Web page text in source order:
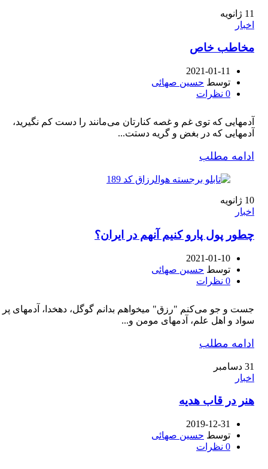
11 ژانویه
اخبار
مخاطب خاص
2021-01-11
توسط حسین صهائی
0 نظرات
آدمهایی که توی غم و غصه کنارتان می‌مانند را دست کم نگیرید،
آدمهایی که در بغض و گریه دستت...
ادامه مطلب
10 ژانویه
اخبار
چطور پول پارو کنیم آنهم در ایران؟
2021-01-10
توسط حسین صهائی
0 نظرات
جست و جو می‌کنم "رزق" میخواهم بدانم گوگل، دهخدا، آدمهای پر
سواد و اهل علم، آدمهای مومن و...
ادامه مطلب
31 دسامبر
اخبار
هنر در قاب هدیه
2019-12-31
توسط حسین صهائی
0 نظرات